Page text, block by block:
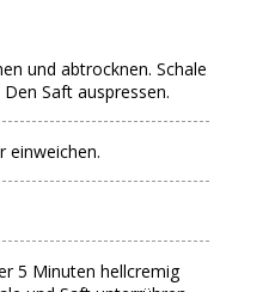
und abtrocknen. Schale
Saft auspressen.
einweichen.
5 Minuten hellcremig